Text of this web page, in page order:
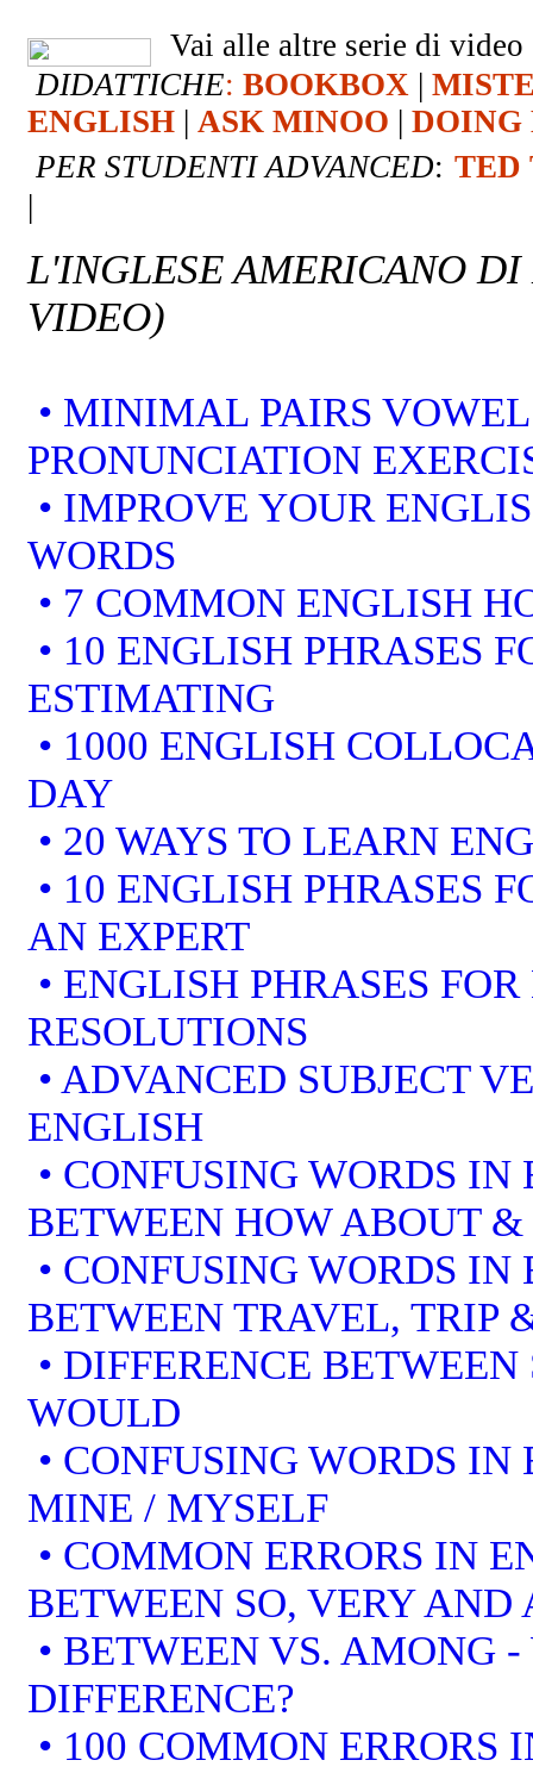
Vai alle altre serie di
DIDATTICHE: BOOKBOX |
ENGLISH | ASK MINOO | DOING
PER STUDENTI ADVANCED: TED
|
L'INGLESE AMERICANO DI
VIDEO)
• MINIMAL PAIRS
PRONUNCIATION
• IMPROVE YOUR
WORDS
• 7 COMMON ENGLISH
• 10 ENGLISH PHRASES
ESTIMATING
• 1000 ENGLISH
DAY
• 20 WAYS TO LEARN
• 10 ENGLISH PHRASES
AN EXPERT
• ENGLISH PHRASES
RESOLUTIONS
• ADVANCED SUBJECT
ENGLISH
• CONFUSING WORDS
BETWEEN HOW ABOUT
• CONFUSING WORDS
BETWEEN TRAVEL, TRIP
• DIFFERENCE
WOULD
• CONFUSING WORDS
MINE / MYSELF
• COMMON ERRORS IN
BETWEEN SO, VERY AND
• BETWEEN VS. AMONG
DIFFERENCE?
• 100 COMMON ERRORS